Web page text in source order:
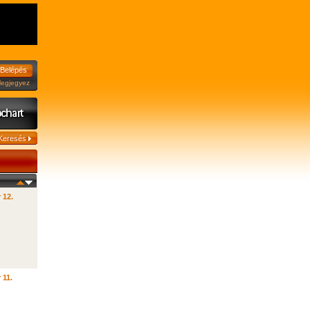
12.
11.